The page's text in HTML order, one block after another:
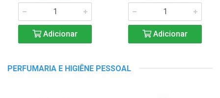
Adicionar Adicionar
PERFUMARIA E HIGIÊNE PESSOAL